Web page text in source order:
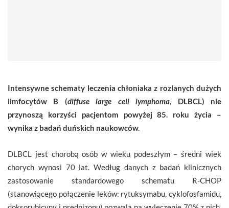
Intensywne schematy leczenia chłoniaka z rozlanych dużych
limfocytów B (diffuse large cell lymphoma , DLBCL) nie
przynoszą korzyści pacjentom powyżej 85. roku życia –
wynika z badań duńskich naukowców.
DLBCL jest chorobą osób w wieku podeszłym – średni wiek
chorych wynosi 70 lat. Według danych z badań klinicznych
zastosowanie standardowego schematu R-CHOP
(stanowiącego połączenie leków: rytuksymabu, cyklofosfamidu,